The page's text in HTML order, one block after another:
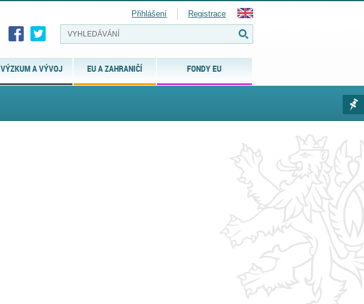
VÝZKUM A VÝVOJ EU A ZAHRANIČÍ FONDY EU
Přihlášení Registrace